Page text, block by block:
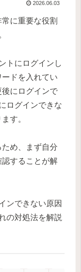
2026.06.03
に重要な役割
トにログインし
ドを入れてい
にログインで
ログインできな
す。
め、まず自分
することが解
ンできない原因
の対処法を解説